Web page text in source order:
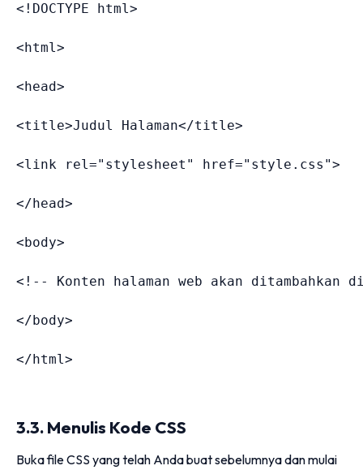
<!DOCTYPE html>
<html>
<head>
<title>Judul Halaman</title>
<link rel=" stylesheet " href=" style.css ">
</head>
<body>
<!-- Konten halaman web akan
</body>
</html>
3.3. Menulis Kode CSS
Buka file CSS yang telah Anda buat sebelumnya dan mulai